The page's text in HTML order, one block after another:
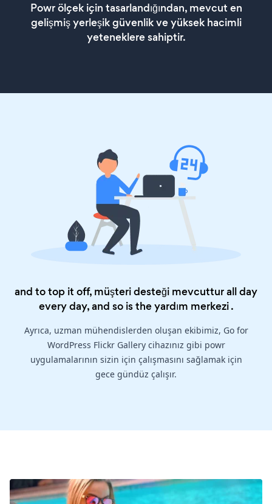
Powr ölçek için tasarlandığından, mevcut en
gelişmiş yerleşik güvenlik ve yüksek hacimli
yeteneklere sahiptir.
and to top it off, müşteri desteği mevcuttur all day
every day, and so is theyardım merkezi.
Ayrıca, uzman mühendislerden oluşan ekibimiz, Go for
WordPress Flickr Gallery cihazınız gibi powr
uygulamalarının sizin için çalışmasını sağlamak için
gece gündüz çalışır.